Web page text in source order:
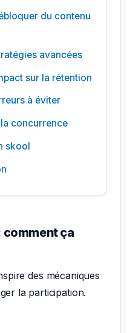
du contenu
avancées
sur la rétention
à éviter
concurrence
skool
ça
des mécaniques
la participation.